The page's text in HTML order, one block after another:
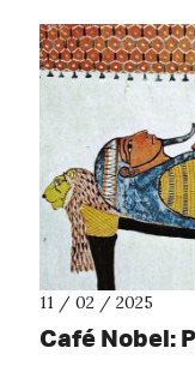
11 / 02 / 2025
Café Nobel: